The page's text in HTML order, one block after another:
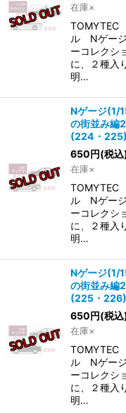
在庫×
TOMYTEC
ル Nゲー
ーコレクシ
に、２種入
明…
Nゲージ(1/
の街並み編
(224・225)
650円(税込
在庫×
TOMYTEC
ル Nゲー
ーコレクシ
に、２種入
明…
Nゲージ(1/
の街並み編
(225・226)
650円(税込
在庫×
TOMYTEC
ル Nゲー
ーコレクシ
に、２種入
明…